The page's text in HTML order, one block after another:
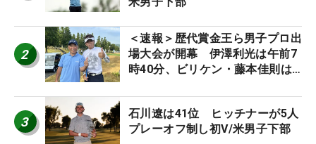
2
＜速報＞歴代賞金王ら男子プロ出
場大会が開幕 伊澤利光は午前7
時40分、ビリケン・藤本佳則は
STAGE JOYX OPEN】
3
石川遼は41位 ヒッチナーが5人
プレーオフ制し初V/米男子下部